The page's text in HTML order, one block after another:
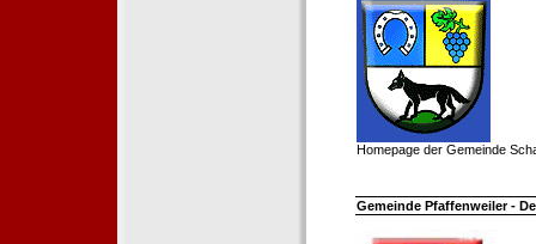
Homepage der Gemeinde
Gemeinde Pfaffenweiler -